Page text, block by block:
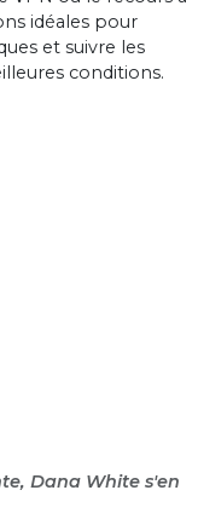
idéales pour
et suivre les
conditions.
Dana White s'en